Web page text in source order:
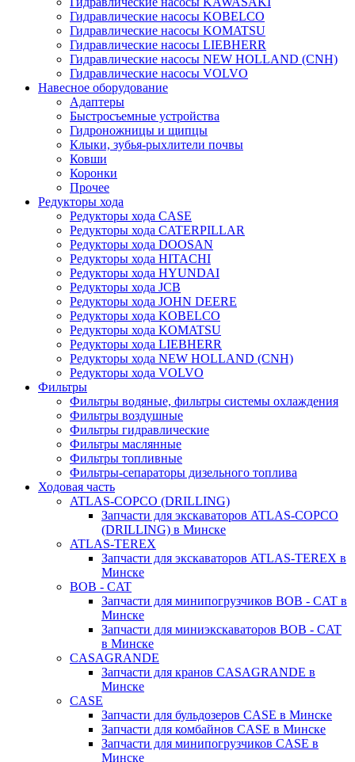
Гидравлические насосы KOBELCO
Гидравлические насосы KOMATSU
Гидравлические насосы LIEBHERR
Гидравлические насосы NEW HOLLAND (CNH)
Гидравлические насосы VOLVO
Навесное оборудование
Адаптеры
Быстросъемные устройства
Гидроножницы и щипцы
Клыки, зубья-рыхлители почвы
Ковши
Коронки
Прочее
Редукторы хода
Редукторы хода CASE
Редукторы хода CATERPILLAR
Редукторы хода DOOSAN
Редукторы хода HITACHI
Редукторы хода HYUNDAI
Редукторы хода JCB
Редукторы хода JOHN DEERE
Редукторы хода KOBELCO
Редукторы хода KOMATSU
Редукторы хода LIEBHERR
Редукторы хода NEW HOLLAND (CNH)
Редукторы хода VOLVO
Фильтры
Фильтры водяные, фильтры системы охлаждения
Фильтры воздушные
Фильтры гидравлические
Фильтры маслянные
Фильтры топливные
Фильтры-сепараторы дизельного топлива
Ходовая часть
ATLAS-COPCO (DRILLING)
Запчасти для экскаваторов ATLAS-COPCO
(DRILLING) в Минске
ATLAS-TEREX
Запчасти для экскаваторов ATLAS-TEREX в
Минске
BOB - CAT
Запчасти для минипогрузчиков BOB - CAT в
Минске
Запчасти для миниэкскаваторов BOB - CAT
в Минске
CASAGRANDE
Запчасти для кранов CASAGRANDE в
Минске
CASE
Запчасти для бульдозеров CASE в Минске
Запчасти для комбайнов CASE в Минске
Запчасти для минипогрузчиков CASE в
Минске